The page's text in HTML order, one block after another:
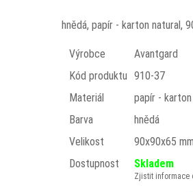
hnědá, papír - karton natural,
Výrobce
Avantgard
Kód produktu 910-37
Materiál
papír -
Barva
hnědá
Velikost
90x90x65 mm
Dostupnost
Skladem
Zjistit informace